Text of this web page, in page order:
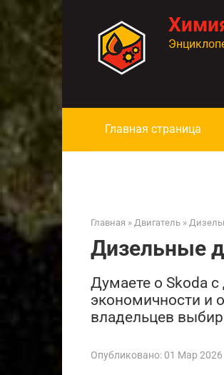
контенту
Главная страница
Главная » Двигатель »
Дизельные
Думаете о Skoda
экономичности и
владельцев
Опубликовано: 01 Мар 2026